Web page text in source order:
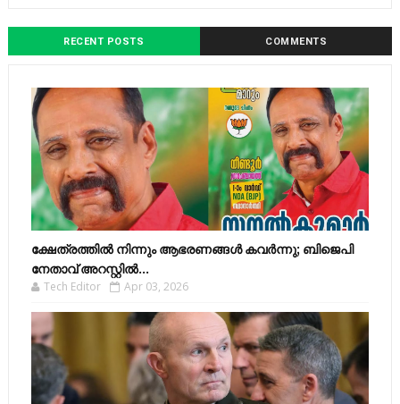
RECENT POSTS COMMENTS
ക്ഷേത്രത്തിൽ നിന്നും ആഭരണങ്ങൾ കവർന്നു; ബിജെപി
നേതാവ് അറസ്റ്റിൽ...
Tech Editor Apr 03, 2026